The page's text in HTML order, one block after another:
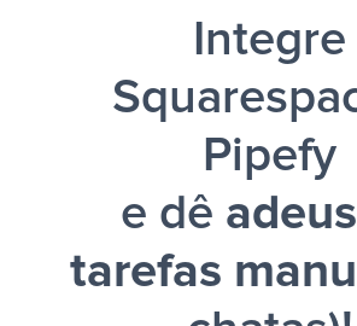
Integre
Pipefy
e dê
tarefas